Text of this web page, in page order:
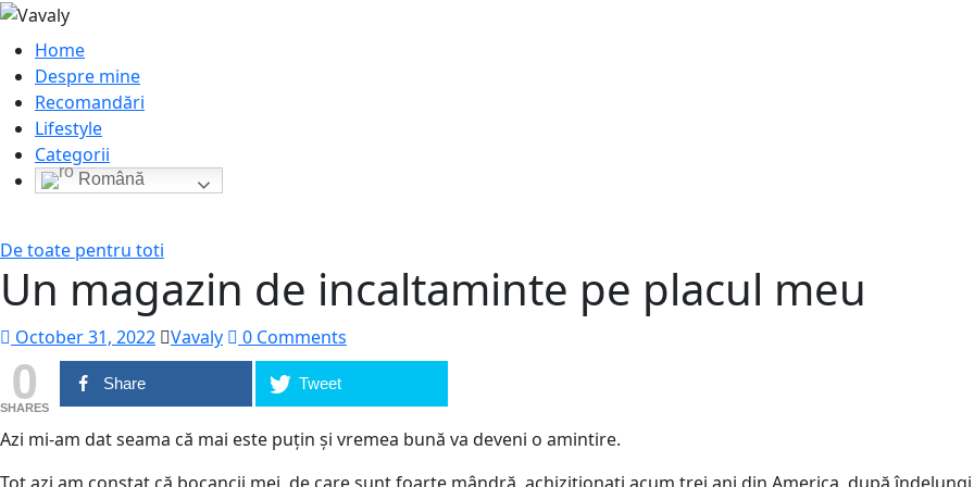
Home
Despre mine
Recomandări
Lifestyle
Categorii
Română
De toate pentru toti
Un magazin de incaltaminte pe placul meu
October 31, 2022 Vavaly 0 Comments
0
SHARES
Share Tweet
Azi mi-am dat seama că mai este puțin și vremea bună va deveni o amintire.